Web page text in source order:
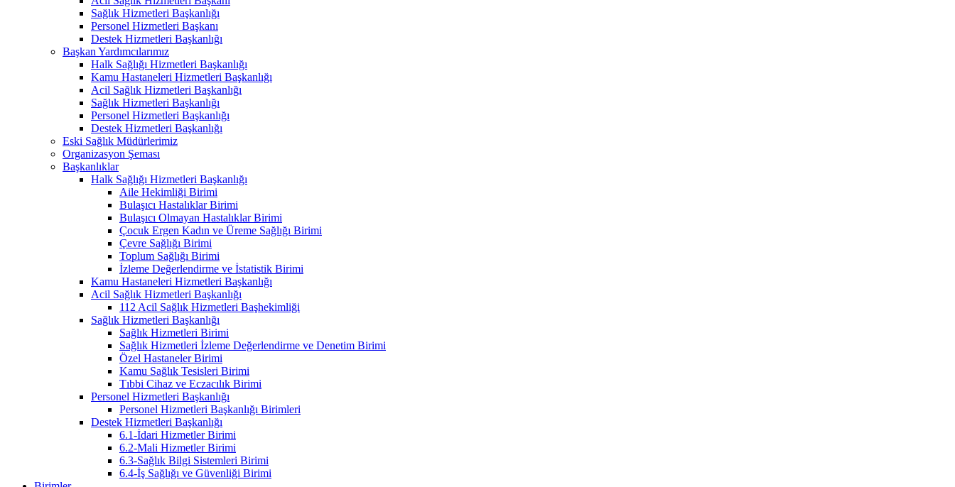
Sağlık Hizmetleri Başkanlığı
Personel Hizmetleri Başkanı
Destek Hizmetleri Başkanlığı
Başkan Yardımcılarımız
Halk Sağlığı Hizmetleri Başkanlığı
Kamu Hastaneleri Hizmetleri Başkanlığı
Acil Sağlık Hizmetleri Başkanlığı
Sağlık Hizmetleri Başkanlığı
Personel Hizmetleri Başkanlığı
Destek Hizmetleri Başkanlığı
Eski Sağlık Müdürlerimiz
Organizasyon Şeması
Başkanlıklar
Halk Sağlığı Hizmetleri Başkanlığı
Aile Hekimliği Birimi
Bulaşıcı Hastalıklar Birimi
Bulaşıcı Olmayan Hastalıklar Birimi
Çocuk Ergen Kadın ve Üreme Sağlığı Birimi
Çevre Sağlığı Birimi
Toplum Sağlığı Birimi
İzleme Değerlendirme ve İstatistik Birimi
Kamu Hastaneleri Hizmetleri Başkanlığı
Acil Sağlık Hizmetleri Başkanlığı
112 Acil Sağlık Hizmetleri Başhekimliği
Sağlık Hizmetleri Başkanlığı
Sağlık Hizmetleri Birimi
Sağlık Hizmetleri İzleme Değerlendirme ve Denetim Birimi
Özel Hastaneler Birimi
Kamu Sağlık Tesisleri Birimi
Tıbbi Cihaz ve Eczacılık Birimi
Personel Hizmetleri Başkanlığı
Personel Hizmetleri Başkanlığı Birimleri
Destek Hizmetleri Başkanlığı
6.1-İdari Hizmetler Birimi
6.2-Mali Hizmetler Birimi
6.3-Sağlık Bilgi Sistemleri Birimi
6.4-İş Sağlığı ve Güvenliği Birimi